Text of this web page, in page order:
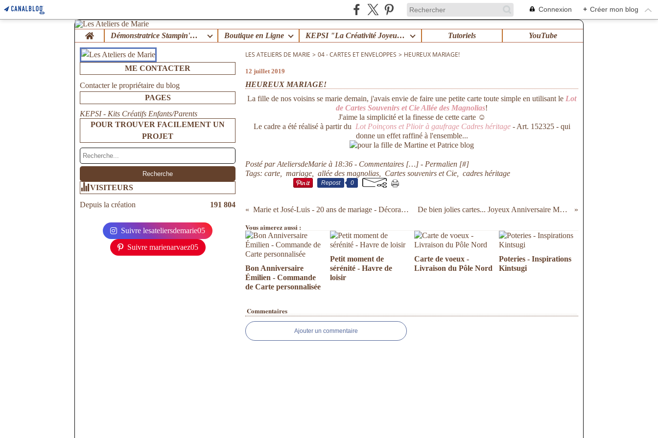
Connexion + Créer mon blog
Home Démonstratrice Stampin'Up ! Boutique en Ligne KEPSI "La Créativité Joyeuse en Famille" ! Tutoriels YouTube
ME CONTACTER
Contacter le propriétaire du blog
PAGES
KEPSI - Kits Créatifs Enfants/Parents
POUR TROUVER FACILEMENT UN
PROJET
VISITEURS
Depuis la création 191 804
Suivre lesateliersdemarie05
Suivre marienarvaez05
LES ATELIERS DE MARIE > 04 - CARTES ET ENVELOPPES > HEUREUX MARIAGE!
12 juillet 2019
HEUREUX MARIAGE!
La fille de nos voisins se marie demain, j'avais envie de faire une petite carte toute simple en utilisant le Lot
de Cartes Souvenirs et Cie Allée des Magnolias!
J'aime la simplicité et la finesse de cette carte ☺
Le cadre a été réalisé à partir du Lot Poinçonset Plioir à gaufrage Cadres héritage- Art. 152325 - qui
donne un effet raffiné à l'ensemble...
Posté par AteliersdeMarie à 18:36 - Commentaires […] - Permalien [#]
Tags: carte mariage allée des magnolias Cartes souvenirs et Cie cadres héritage
Repost 0
Marie et José-Luis - 20 ans de mariage - Décoration De bien jolies cartes... Joyeux Anniversaire Marie!
Vous aimerez aussi :
Bon Anniversaire
Émilien - Commande
de Carte personnalisée
Petit moment de
sérénité - Havre de
loisir
Carte de voeux -
Livraison du Pôle Nord
Poteries - Inspirations
Kintsugi
Commentaires
Ajouter un commentaire